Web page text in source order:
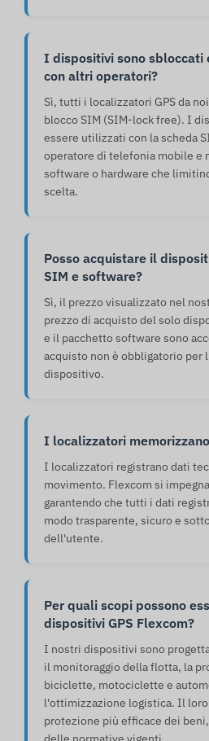
I dispositivi sono sbloccati
con altri operatori?
Sì, tutti i localizzatori GPS da
blocco SIM (SIM-lock free). I
essere utilizzati con la scheda
operatore di telefonia mobile e
software o hardware che
scelta.
Posso acquistare il
SIM e software?
Sì, il prezzo visualizzato nel
prezzo di acquisto del solo
e il pacchetto software sono
acquisto non è obbligatorio per
dispositivo.
I localizzatori
I localizzatori registrano dati
movimento. Flexcom si
garantendo che tutti i dati
modo trasparente, sicuro e
dell'utente.
Per quali scopi possono
dispositivi GPS Flexcom?
I nostri dispositivi sono
il monitoraggio della flotta, la
biciclette, motociclette e
l'ottimizzazione logistica. Il
protezione più efficace dei